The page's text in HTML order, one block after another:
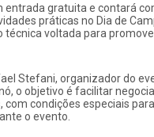
entrada gratuita e contará
práticas no Dia de
técnica voltada para
Stefani, organizador do
o objetivo é facilitar
com condições especiais
o evento.